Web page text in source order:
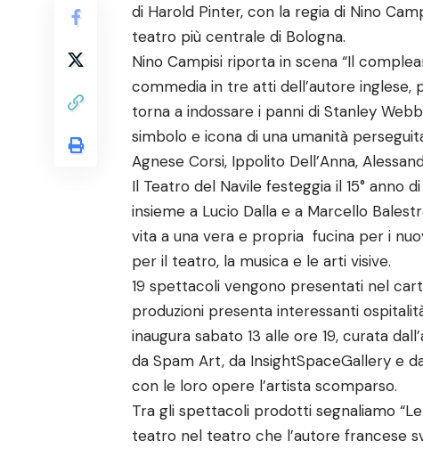
di Harold Pinter, con la regia di Nino
teatro più centrale di Bologna.
Nino Campisi riporta in scena “Il
commedia in tre atti dell’autore
torna a indossare i panni di Stanley
simbolo e icona di una umanità
Agnese Corsi, Ippolito Dell’Anna,
Il Teatro del Navile festeggia il 15° anno
insieme a Lucio Dalla e a Marcello
vita a una vera e propria fucina per i
per il teatro, la musica e le arti visive.
19 spettacoli vengono presentati nel
produzioni presenta interessanti
inaugura sabato 13 alle ore 19, curata
da Spam Art, da InsightSpaceGallery e
con le loro opere l’artista scomparso.
Tra gli spettacoli prodotti segnaliamo
teatro nel teatro che l’autore francese